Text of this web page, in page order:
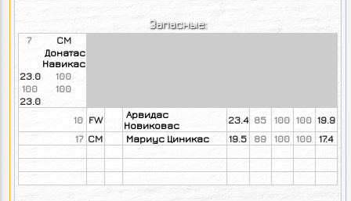
Запасные:
7
CM
Донатас
Навикас
23.0
100
100
100
23.0
10 FW
Арвидас
Новиковас
23.4 85 100 100 19.9
17 CM Мариус Циникас 19.5 89 100 100 17.4